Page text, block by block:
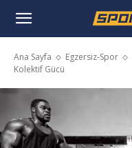
Ana Sayfa Egzersiz-Spor
Kolektif Gücü